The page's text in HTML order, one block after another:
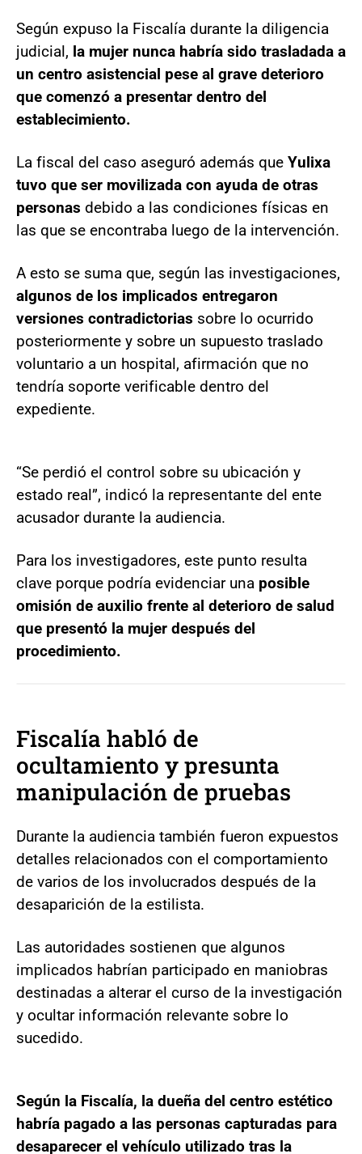
Según expuso la Fiscalía durante la diligencia
judicial, la mujer nunca habría sido trasladada a
un centro asistencial pese al grave deterioro
que comenzó a presentar dentro del
establecimiento.
La fiscal del caso aseguró además que Yulixa
tuvo que ser movilizada con ayuda de otras
personas debido a las condiciones físicas en
las que se encontraba luego de la intervención.
A esto se suma que, según las investigaciones,
algunos de los implicados entregaron
versiones contradictorias sobre lo ocurrido
posteriormente y sobre un supuesto traslado
voluntario a un hospital, afirmación que no
tendría soporte verificable dentro del
expediente.
“Se perdió el control sobre su ubicación y
estado real”, indicó la representante del ente
acusador durante la audiencia.
Para los investigadores, este punto resulta
clave porque podría evidenciar una posible
omisión de auxilio frente al deterioro de salud
que presentó la mujer después del
procedimiento.
Fiscalía habló de
ocultamiento y presunta
manipulación de pruebas
Durante la audiencia también fueron expuestos
detalles relacionados con el comportamiento
de varios de los involucrados después de la
desaparición de la estilista.
Las autoridades sostienen que algunos
implicados habrían participado en maniobras
destinadas a alterar el curso de la investigación
y ocultar información relevante sobre lo
sucedido.
Según la Fiscalía, la dueña del centro estético
habría pagado a las personas capturadas para
desaparecer el vehículo utilizado tras la